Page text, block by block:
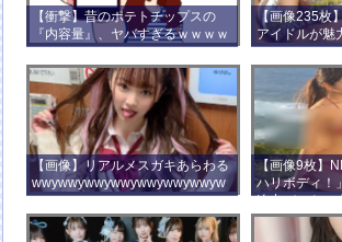
【衝撃】昔のポテトチップスの
『内容量』、ヤバすぎるｗｗｗｗ
ｗｗｗｗ
【画像235枚
アイドルが魅
【画像】リアルメスガキあらわる
wwywwywwywwywwywwywwyw
wywwy
【画像9枚】
ハリボディ！
迫力バストの